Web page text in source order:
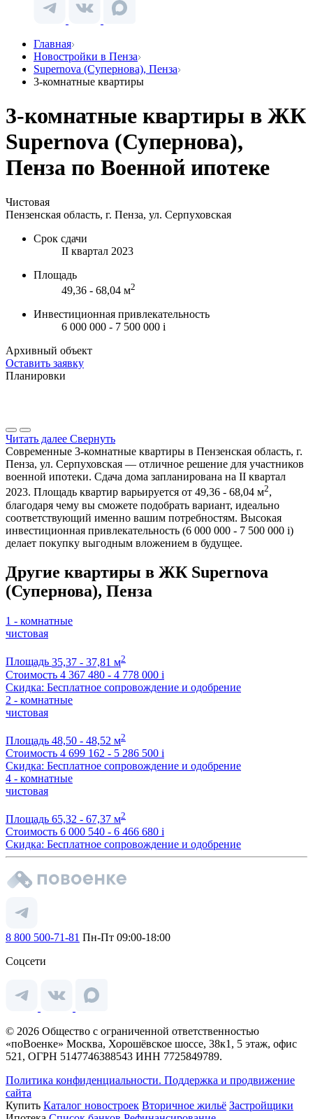
Главная
Новостройки в Пенза
Supernova (Супернова), Пенза
3-комнатные квартиры
3-комнатные квартиры в ЖК
Supernova (Супернова),
Пенза по Военной ипотеке
Чистовая
Пензенская область, г. Пенза, ул. Серпуховская
Срок сдачи
II квартал 2023
Площадь
49,36 - 68,04 м2
Инвестиционная привлекательность
6 000 000 - 7 500 000 i
Архивный объект
Оставить заявку
Планировки
Читать далее Свернуть
Современные 3-комнатные квартиры в Пензенская область, г.
Пенза, ул. Серпуховская — отличное решение для участников
военной ипотеки. Сдача дома запланирована на II квартал
2023. Площадь квартир варьируется от 49,36 - 68,04 м2,
благодаря чему вы сможете подобрать вариант, идеально
соответствующий именно вашим потребностям. Высокая
инвестиционная привлекательность (6 000 000 - 7 500 000 i)
делает покупку выгодным вложением в будущее.
Другие квартиры в ЖК Supernova
(Супернова), Пенза
1 - комнатные
чистовая
Площадь 35,37 - 37,81 м2
Стоимость 4 367 480 - 4 778 000 i
Скидка: Бесплатное сопровождение и одобрение
2 - комнатные
чистовая
Площадь 48,50 - 48,52 м2
Стоимость 4 699 162 - 5 286 500 i
Скидка: Бесплатное сопровождение и одобрение
4 - комнатные
чистовая
Площадь 65,32 - 67,37 м2
Стоимость 6 000 540 - 6 466 680 i
Скидка: Бесплатное сопровождение и одобрение
8 800 500-71-81 Пн-Пт 09:00-18:00
Соцсети
© 2026 Общество с ограниченной ответственностью
«поВоенке» Москва, Хорошёвское шоссе, 38к1, 5 этаж, офис
521, ОГРН 5147746388543 ИНН 7725849789.
Политика конфиденциальности. Поддержка и продвижение
сайта
Купить Каталог новостроек Вторичное жильё Застройщики